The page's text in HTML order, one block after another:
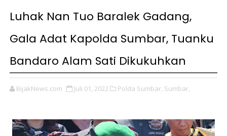
Luhak Nan Tuo Baralek Gadang,
Gala Adat Kapolda Sumbar, Tuanku
Bandaro Alam Sati Dikukuhkan
BijakNews.com Juli 01, 2022 Polda Sumbar, Sumbar,